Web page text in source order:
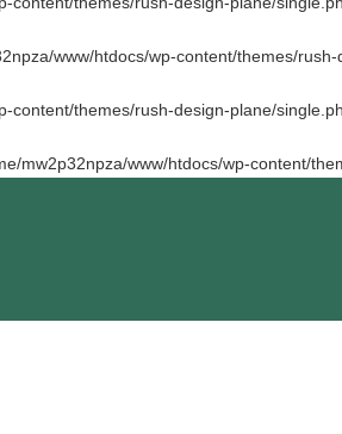
www/htdocs/wp-content/themes/
content/themes/rush-design-plane/
mw2p32npza/www/htdocs/wp-content/